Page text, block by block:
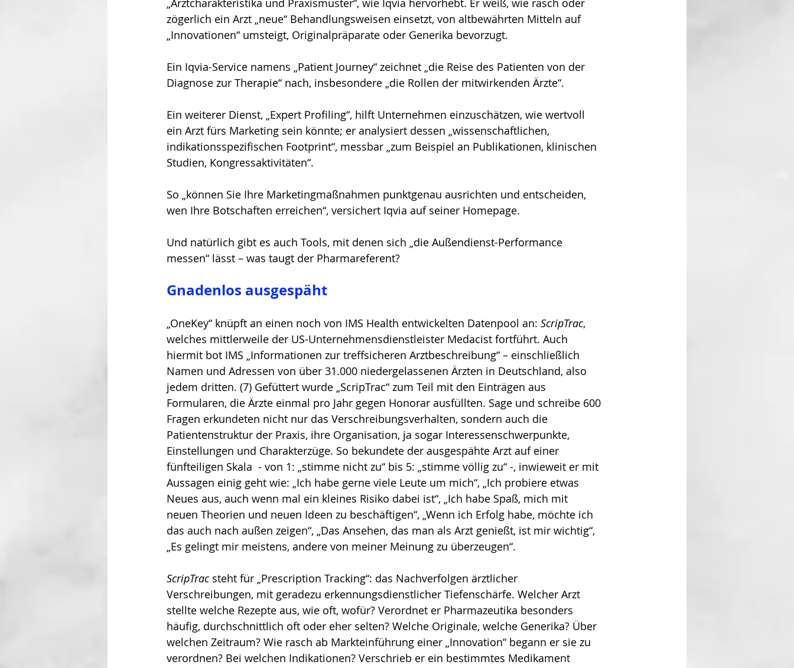
zögerlich ein Arzt „neue“ Behandlungsweisen einsetzt, von altbewährten Mitteln auf
„Innovationen“ umsteigt, Originalpräparate oder Generika bevorzugt.
Ein Iqvia-Service namens „Patient Journey“ zeichnet „die Reise des Patienten von der
Diagnose zur Therapie“ nach, insbesondere „die Rollen der mitwirkenden Ärzte“.
Ein weiterer Dienst, „Expert Profiling“, hilft Unternehmen einzuschätzen, wie wertvoll
ein Arzt fürs Marketing sein könnte; er analysiert dessen „wissenschaftlichen,
indikationsspezifischen Footprint“, messbar „zum Beispiel an Publikationen, klinischen
Studien, Kongressaktivitäten“.
So „können Sie Ihre Marketingmaßnahmen punktgenau ausrichten und entscheiden,
wen Ihre Botschaften erreichen“, versichert Iqvia auf seiner Homepage.
Und natürlich gibt es auch Tools, mit denen sich „die Außendienst-Performance
messen“ lässt – was taugt der Pharmareferent?
Gnadenlos ausgespäht
„OneKey“ knüpft an einen noch von IMS Health entwickelten Datenpool an: ScripTrac,
welches mittlerweile der US-Unternehmensdienstleister Medacist fortführt. Auch
hiermit bot IMS „Informationen zur treffsicheren Arztbeschreibung“ – einschließlich
Namen und Adressen von über 31.000 niedergelassenen Ärzten in Deutschland, also
jedem dritten. (7) Gefüttert wurde „ScripTrac“ zum Teil mit den Einträgen aus
Formularen, die Ärzte einmal pro Jahr gegen Honorar ausfüllten. Sage und schreibe 600
Fragen erkundeten nicht nur das Verschreibungsverhalten, sondern auch die
Patientenstruktur der Praxis, ihre Organisation, ja sogar Interessenschwerpunkte,
Einstellungen und Charakterzüge. So bekundete der ausgespähte Arzt auf einer
fünfteiligen Skala  - von 1: „stimme nicht zu“ bis 5: „stimme völlig zu“ -, inwieweit er mit
Aussagen einig geht wie: „Ich habe gerne viele Leute um mich“, „Ich probiere etwas
Neues aus, auch wenn mal ein kleines Risiko dabei ist“, „Ich habe Spaß, mich mit
neuen Theorien und neuen Ideen zu beschäftigen“, „Wenn ich Erfolg habe, möchte ich
das auch nach außen zeigen“, „Das Ansehen, das man als Arzt genießt, ist mir wichtig“,
„Es gelingt mir meistens, andere von meiner Meinung zu überzeugen“.
ScripTrac steht für „Prescription Tracking“: das Nachverfolgen ärztlicher
Verschreibungen, mit geradezu erkennungsdienstlicher Tiefenschärfe. Welcher Arzt
stellte welche Rezepte aus, wie oft, wofür? Verordnet er Pharmazeutika besonders
häufig, durchschnittlich oft oder eher selten? Welche Originale, welche Generika? Über
welchen Zeitraum? Wie rasch ab Markteinführung einer „Innovation“ begann er sie zu
verordnen? Bei welchen Indikationen? Verschrieb er ein bestimmtes Medikament